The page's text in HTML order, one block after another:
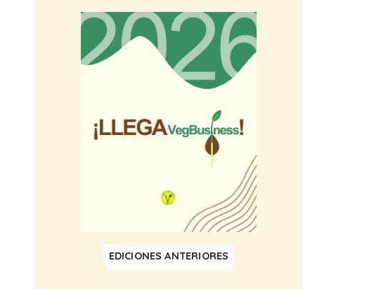
EDICIONES ANTERIORES